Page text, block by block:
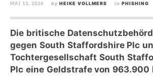
MAI 13, 2026 by HEIKE VOLLMERS in PHISHING
Die britische
gegen South Staffordshire Plc
Tochtergesellschaft South
Plc eine Geldstrafe von 963.900